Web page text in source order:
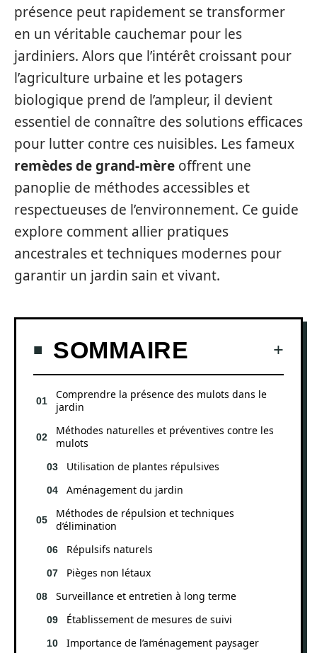
présence peut rapidement se transformer
en un véritable cauchemar pour les
jardiniers. Alors que l’intérêt croissant pour
l’agriculture urbaine et les potagers
biologique prend de l’ampleur, il devient
essentiel de connaître des solutions efficaces
pour lutter contre ces nuisibles. Les fameux
remèdes de grand-mère offrent une
panoplie de méthodes accessibles et
respectueuses de l’environnement. Ce guide
explore comment allier pratiques
ancestrales et techniques modernes pour
garantir un jardin sain et vivant.
SOMMAIRE
Comprendre la présence des mulots dans le
jardin
Méthodes naturelles et préventives contre les
mulots
Utilisation de plantes répulsives
Aménagement du jardin
Méthodes de répulsion et techniques
d’élimination
Répulsifs naturels
Pièges non létaux
Surveillance et entretien à long terme
Établissement de mesures de suivi
Importance de l’aménagement paysager